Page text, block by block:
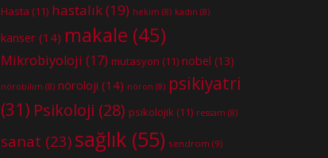
Hasta (11) hastalık(19) hekim (8) kadın (8)
kanser (14) makale (45)
Mikrobiyoloji (17) mutasyon (11) nobel (13)
nörobilim (8) nöroloji (14) nöron (8) psikiyatri
(31) Psikoloji (28) psikolojik (11) ressam (8)
sanat (23) sağlık (55) sendrom (9)